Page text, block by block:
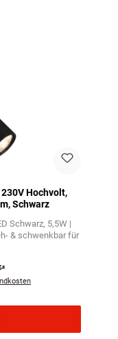
Hochvolt,
Schwarz
Schwarz 5,5W |
& schwenkbar für